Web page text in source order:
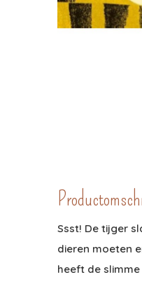
Ssst! De tijger
dieren moeten
heeft de